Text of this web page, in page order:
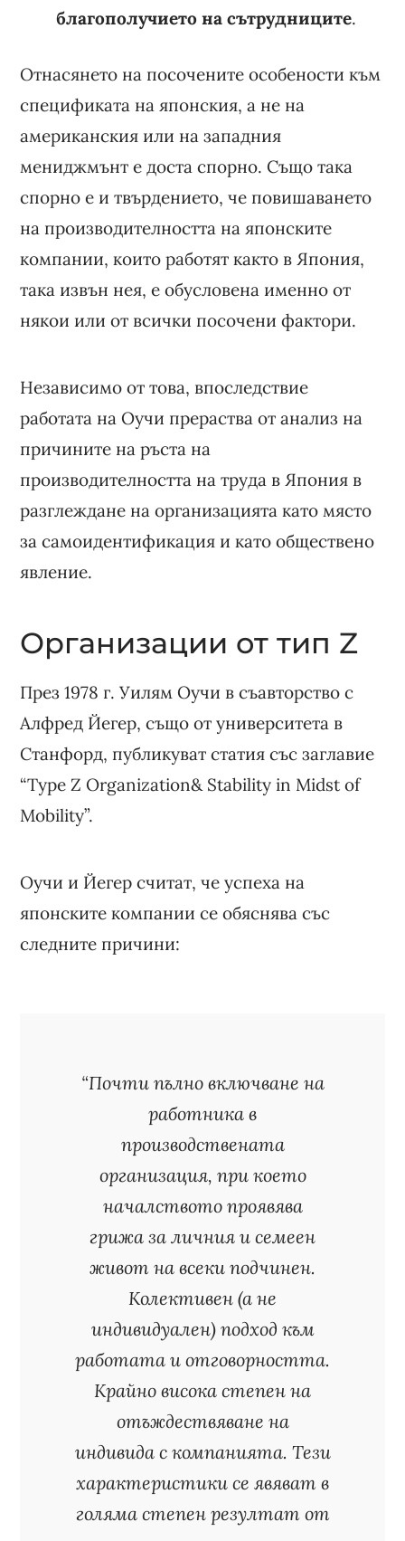
благополучието на сътрудниците.
Отнасянето на посочените особености към
спецификата на японския, а не на
американския или на западния
мениджмънт е доста спорно. Също така
спорно е и твърдението, че повишаването
на производителността на японските
компании, които работят както в Япония,
така извън нея, е обусловена именно от
някои или от всички посочени фактори.
Независимо от това, впоследствие
работата на Оучи прераства от анализ на
причините на ръста на
производителността на труда в Япония в
разглеждане на организацията като място
за самоидентификация и като обществено
явление.
Организации от тип Z
През 1978 г. Уилям Оучи в съавторство с
Алфред Йегер, също от университета в
Станфорд, публикуват статия със заглавие
“Type Z Organization& Stability in Midst of
Mobility”.
Оучи и Йегер считат, че успеха на
японските компании се обяснява със
следните причини:
“Почти пълно включване на
работника в
производствената
организация, при което
началството проявява
грижа за личния и семеен
живот на всеки подчинен.
Колективен (а не
индивидуален) подход към
работата и отговорността.
Крайно висока степен на
отъждествяване на
индивида с компанията. Тези
характеристики се явяват в
голяма степен резултат от